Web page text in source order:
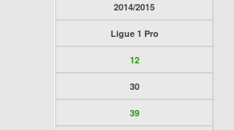
2014/2015
Ligue 1 Pro
12
30
39